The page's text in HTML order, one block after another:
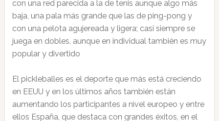
con una red parecida a la de tenis aunque algo más
baja, una pala más grande que las de ping-pong y
con una pelota agujereada y ligera; casi siempre se
juega en dobles, aunque en individual también es muy
popular y divertido
El pickleballes es el deporte que más está creciendo
en EEUU y en los últimos años también están
aumentando los participantes a nivel europeo y entre
ellos España, que destaca con grandes éxitos, en el